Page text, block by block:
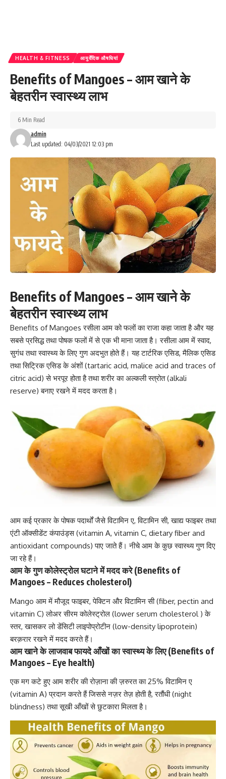
HEALTH & FITNESS आयुर्वेदिक औषधियां
Benefits of Mangoes – आम खाने के
बेहतरीन स्वास्थ्य लाभ
Last updated: 04/03/2021 12:03 pm
admin
6 Min Read
Benefits of Mangoes – आम खाने के
बेहतरीन स्वास्थ्य लाभ
Benefits of Mangoes रसीला आम को फलों का राजा कहा जाता है और यह
सबसे प्रसिद्ध तथा पोषक फलों में से एक भी माना जाता है। रसीला आम में स्वाद,
सुगंध तथास्वास्थ्य के लिए गुण अदभुत होते हैं। यह टार्टरिक एसिड, मैलिक एसिड
तथा सिट्रिक एसिड के अंशों (tartaric acid, malice acid and traces of
citric acid) से भरपूर होता है तथा शरीर का अल्कली स्त्रोत (alkali
reserve) बनाए रखने में मदद करता है।
आम कई प्रकार के पोषक पदार्थों जैसेविटामिन ए,विटामिन सी, खाद्य फाइबर तथा
एंटी ऑक्सीडेंट कंपाउंड्स (vitamin A, vitamin C, dietary fiber and
antioxidant compounds) पाए जाते हैं। नीचे आम के कुछ स्वास्थ्य गुण दिए
जा रहे हैं।
आम के गुण कोलेस्ट्रोल घटाने में मदद करे (Benefits of
Mangoes – Reduces cholesterol)
Mango आम में मौजूद फाइबर, पेक्टिन औरविटामिन सी(fiber, pectin and
vitamin C) लोअर सीरमकोलेस्ट्रोल (lower serum cholesterol) के
स्तर, खासकर लो डेंसिटी लाइपोप्रोटीन (low-density lipoprotein)
बरक़रार रखने में मदद करते हैं।
आम खाने के लाजवाब फायदे आँखों का स्वास्थ्य के लिए (Benefits of
Mangoes – Eye health)
एक मग कटे हुए आम शरीर की रोज़ाना की ज़रुरत का 25%विटामिन ए
(vitamin A) प्रदान करते हैं जिससे नज़र तेज़ होती है, रतौंधी (night
blindness) तथा सूखी आँखों से छुटकारा मिलता है।